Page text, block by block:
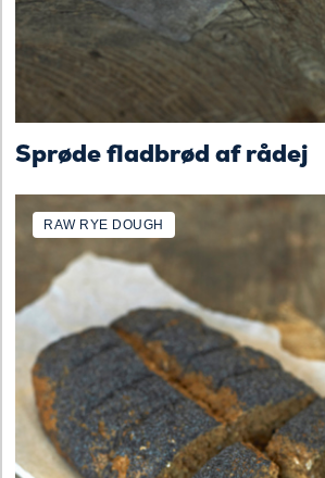
Sprøde fladbrød af rådej
RAW RYE DOUGH